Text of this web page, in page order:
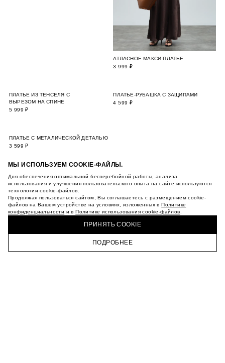
МЫ ИСПОЛЬЗУЕМ COOKIE-ФАЙЛЫ.
Для обеспечения оптимальной бесперебойной работы, анализа
использования и улучшения пользовательского опыта на сайте используются
технологии cookie-файлов.
Продолжая пользоваться сайтом, Вы соглашаетесь с размещением cookie-
файлов на Вашем устройстве на условиях, изложенных вПолитике
конфиденциальности и вПолитике использования cookie-файлов
ПРИНЯТЬ COOKIE
ПОДРОБНЕЕ
ГЛАВНАЯ КАТАЛОГ КОРЗИНА ПРОФИЛЬ